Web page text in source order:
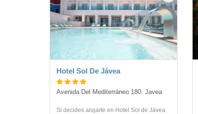
Hotel Sol De Jávea
Avenida Del Mediterráneo 180. Javea
Si decides alojarte en Hotel Sol de Jávea